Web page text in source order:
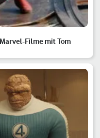
Filme mit Tom